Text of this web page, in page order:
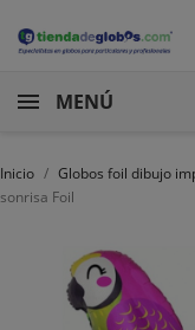
MENÚ
Inicio Globos foil dibujo
sonrisa Foil